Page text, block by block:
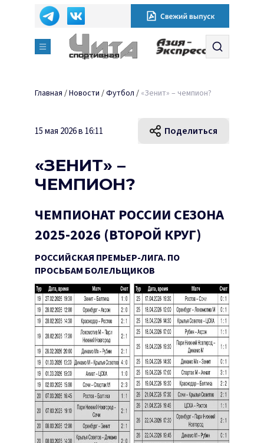
Главная /Новости /Футбол / «Зенит» – чемпион?
15 мая 2026 в 16:11 Поделиться
«ЗЕНИТ» –
ЧЕМПИОН?
ЧЕМПИОНАТ РОССИИ СЕЗОНА
2025-2026 (ВТОРОЙ КРУГ)
РОССИЙСКАЯ ПРЕМЬЕР-ЛИГА. ПО
ПРОСЬБАМ БОЛЕЛЬЩИКОВ